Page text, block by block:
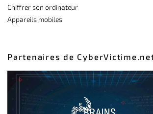
Chiffrer son ordinateur
Appareils mobiles
Partenaires de